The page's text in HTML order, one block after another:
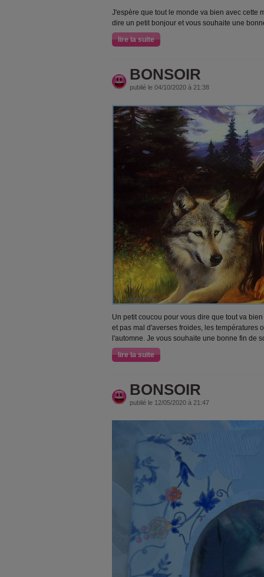
J'espère que tout le monde va bien avec cette
dire un petit bonjour et vous souhaite une
lire la suite
BONSOIR
publié le 04/10/2020 à 21:38
Un petit coucou pour vous dire que tout va
et pas mal d'averses froides, les températures
l'automne. Je vous souhaite une bonne fin de
lire la suite
BONSOIR
publié le 12/05/2020 à 21:47